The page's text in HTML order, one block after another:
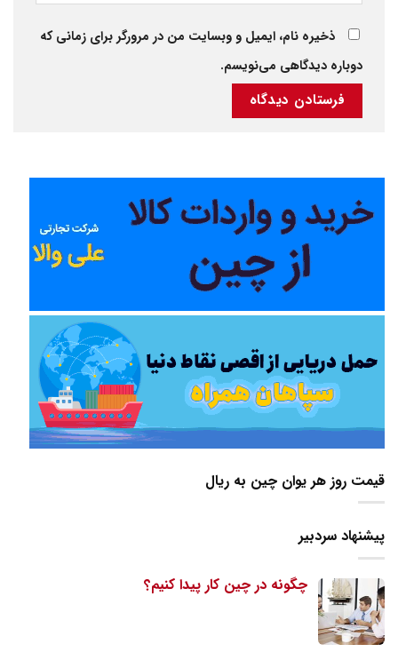
ذخیره نام، ایمیل و وبسایت من در مرورگر برای زمانی که
دوباره دیدگاهی می‌نویسم.
قیمت روز هر یوان چین به ریال
پیشنهاد سردبیر
چگونه در چین کار پیدا کنیم؟